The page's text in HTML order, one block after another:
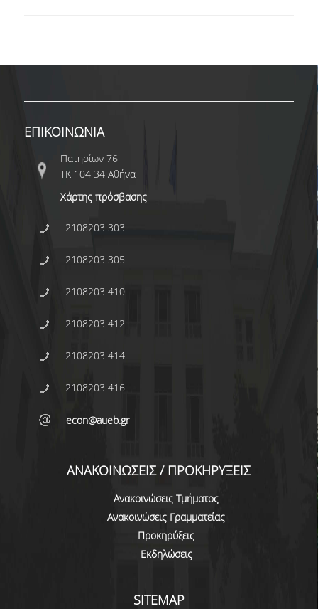
ΕΠΙΚΟΙΝΩΝΙΑ
ΕΠΙΚΟΙΝΩΝΙΑ
Πατησίων 76
ΤΚ 104 34 Αθήνα
Χάρτης πρόσβασης
2108203 303
2108203 305
2108203 410
2108203 412
2108203 414
2108203 416
econ@aueb.gr
ΑΝΑΚΟΙΝΩΣΕΙΣ / ΠΡΟΚΗΡΥΞΕΙΣ
Ανακοινώσεις Τμήματος
Ανακοινώσεις Γραμματείας
Προκηρύξεις
Εκδηλώσεις
SITEMAP